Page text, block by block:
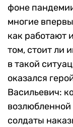
фоне
многие
как работают
том, стоит ли
в такой
оказался
Васильевич:
возлюбленной
солдаты